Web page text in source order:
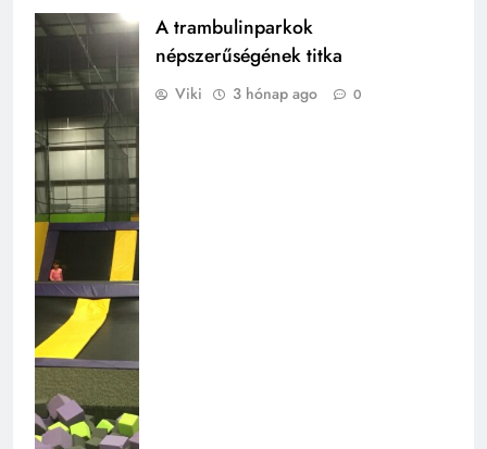
A trambulinparkok
népszerűségének titka
Viki 3 hónap ago 0